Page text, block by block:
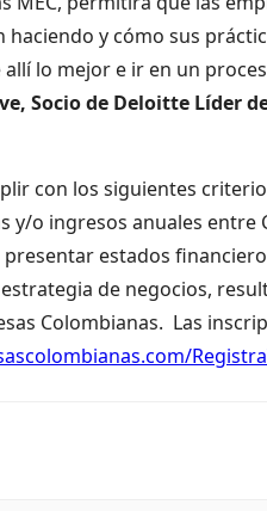
y cómo sus
lo mejor e ir en un
Socio de Deloitte Líder
con los siguientes
o ingresos anuales entre
estados
de negocios,
Colombianas. Las